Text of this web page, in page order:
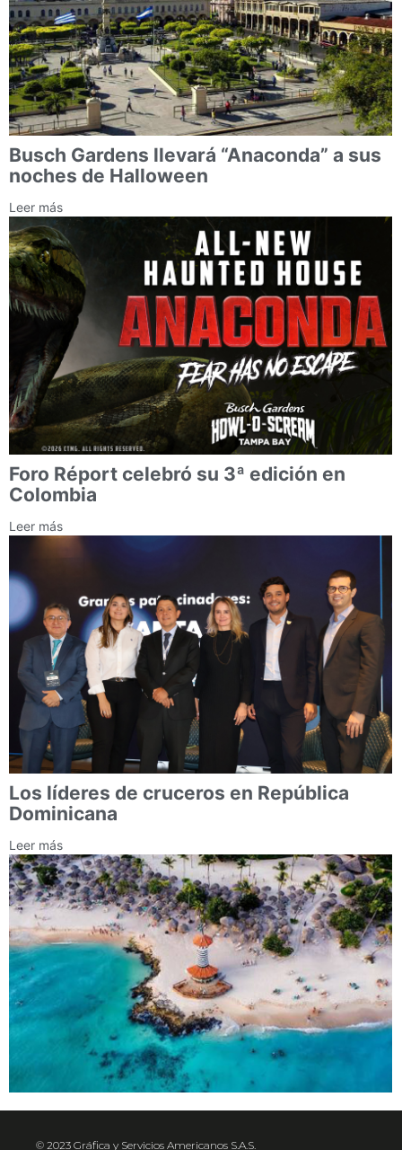
Busch Gardens llevará “Anaconda” a sus
noches de Halloween
Leer más
Foro Réport celebró su 3ª edición en
Colombia
Leer más
Los líderes de cruceros en República
Dominicana
Leer más
© 2023 Gráfica y Servicios Americanos S.A.S.